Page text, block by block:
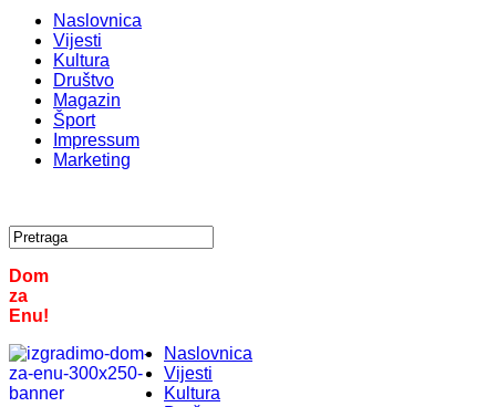
Naslovnica
Vijesti
Kultura
Društvo
Magazin
Šport
Impressum
Marketing
Dom
za
Enu!
Naslovnica
Vijesti
Kultura